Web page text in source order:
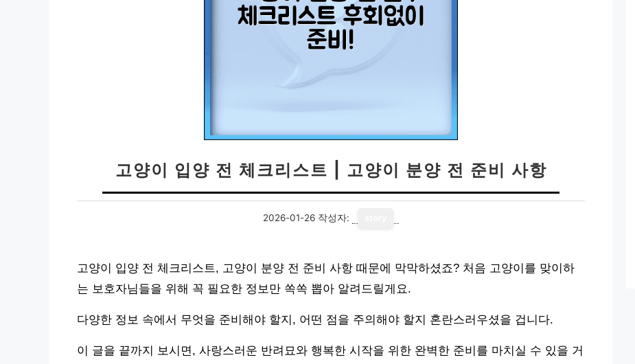
고양이 입양 전 체크리스트 | 고양이 분양 전 준비 사항
2026-01-26 작성자:
고양이 입양 전 체크리스트, 고양이 분양 전 준비 사항 때문에 막막하셨죠? 처음 고양이를 맞이하
는 보호자님들을 위해 꼭 필요한 정보만 쏙쏙 뽑아 알려드릴게요.
다양한 정보 속에서 무엇을 준비해야 할지, 어떤 점을 주의해야 할지 혼란스러우셨을 겁니다.
이 글을 끝까지 보시면, 사랑스러운 반려묘와 행복한 시작을 위한 완벽한 준비를 마치실 수 있을 거